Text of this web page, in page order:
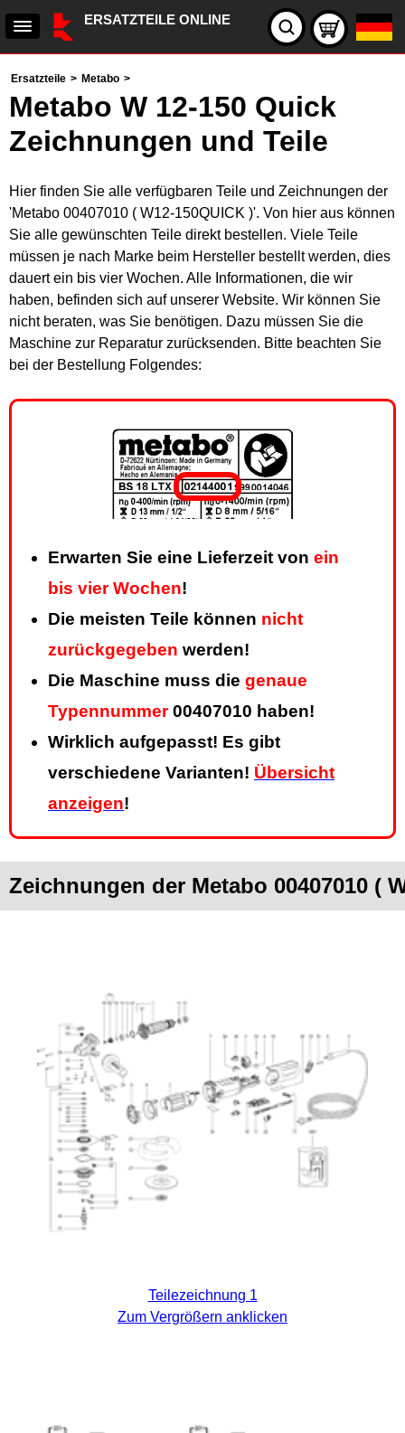
ERSATZTEILE ONLINE
Ersatzteile > Metabo >
Metabo W 12-150 Quick
Zeichnungen und Teile
Hier finden Sie alle verfügbaren Teile und Zeichnungen der
'Metabo 00407010 ( W12-150QUICK )'. Von hier aus können
Sie alle gewünschten Teile direkt bestellen. Viele Teile
müssen je nach Marke beim Hersteller bestellt werden, dies
dauert ein bis vier Wochen. Alle Informationen, die wir
haben, befinden sich auf unserer Website. Wir können Sie
nicht beraten, was Sie benötigen. Dazu müssen Sie die
Maschine zur Reparatur zurücksenden. Bitte beachten Sie
bei der Bestellung Folgendes:
Erwarten Sie eine Lieferzeit von ein
bis vier Wochen!
Die meisten Teile können nicht
zurückgegeben werden!
Die Maschine muss die genaue
Typennummer00407010 haben!
Wirklich aufgepasst! Es gibt
verschiedene Varianten! Übersicht
anzeigen!
Zeichnungen der Metabo 00407010 (
Teilezeichnung 1
Zum Vergrößern anklicken